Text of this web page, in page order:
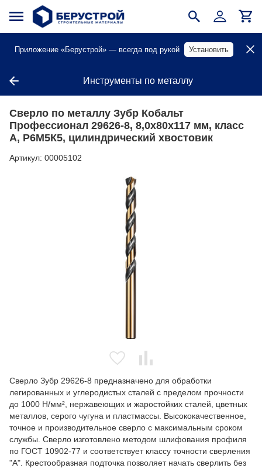
Приложение «Берустрой» — всегда под рукой Установить
Инструменты по металлу
Сверло по металлу Зубр Кобальт
Профессионал 29626-8, 8,0х80х117 мм, класс
А, Р6М5К5, цилиндрический хвостовик
Артикул: 00005102
Сверло Зубр 29626-8 предназначено для обработки
легированных и углеродистых сталей с пределом прочности
до 1000 Н/мм², нержавеющих и жаростойких сталей, цветных
металлов, серого чугуна и пластмассы. Высококачественное,
точное и производительное сверло с максимальным сроком
службы. Сверло изготовлено методом шлифования профиля
по ГОСТ 10902-77 и соответствует классу точности сверления
"А". Крестообразная подточка позволяет начать сверлить без